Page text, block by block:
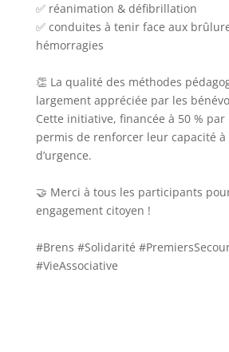
✅ réanimation & défibrillation
✅ conduites à tenir face aux
hémorragies
👏 La qualité des méthodes
largement appréciée par les
Cette initiative, financée à 50 % par
permis de renforcer leur capacité à
d’urgence.
🤝 Merci à tous les participants
engagement citoyen !
#Brens #Solidarité
#VieAssociative